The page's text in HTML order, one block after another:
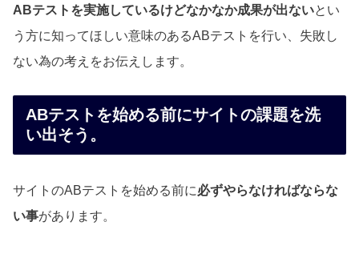
ABテストを実施しているけどなかなか成果が出ないとい
う方に知ってほしい意味のあるABテストを行い、失敗し
ない為の考えをお伝えします。
ABテストを始める前にサイトの課題を洗
い出そう。
サイトのABテストを始める前に必ずやらなければならな
い事があります。